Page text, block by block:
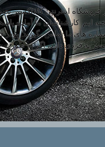
فروشگاه اینترنتی
ایم. کارشناسان ما آماده
شماره های ما تماس بگیرید.
به فردی دارد، اگر به